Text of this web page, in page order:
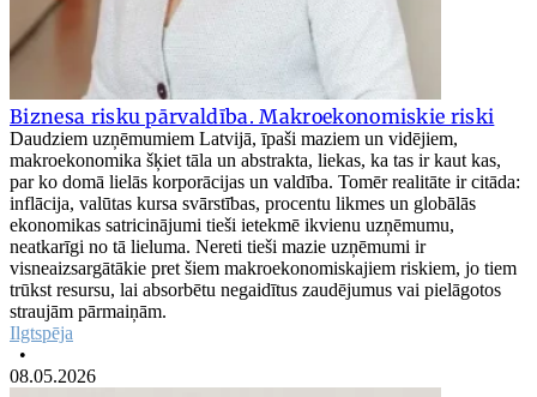
Biznesa risku pārvaldība. Makroekonomiskie riski
Daudziem uzņēmumiem Latvijā, īpaši maziem un vidējiem,
makroekonomika šķiet tāla un abstrakta, liekas, ka tas ir kaut kas,
par ko domā lielās korporācijas un valdība. Tomēr realitāte ir citāda:
inflācija, valūtas kursa svārstības, procentu likmes un globālās
ekonomikas satricinājumi tieši ietekmē ikvienu uzņēmumu,
neatkarīgi no tā lieluma. Nereti tieši mazie uzņēmumi ir
visneaizsargātākie pret šiem makroekonomiskajiem riskiem, jo tiem
trūkst resursu, lai absorbētu negaidītus zaudējumus vai pielāgotos
straujām pārmaiņām.
Ilgtspēja
•
08.05.2026